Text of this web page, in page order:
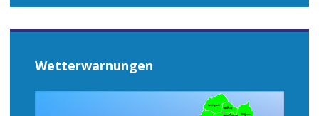
Wetterwarnungen